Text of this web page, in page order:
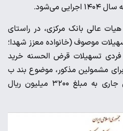
عالی بانک مرکزی، در راستای
موصوف (خانواده معزز شهدا؛
فردی تسهیلات قرض الحسنه خرید
مشمولین مذکور، موضوع بند ب
تبصره ۶ قانون بودجه سال جاری به مبلغ ۳۲۰۰ میلیون ریال